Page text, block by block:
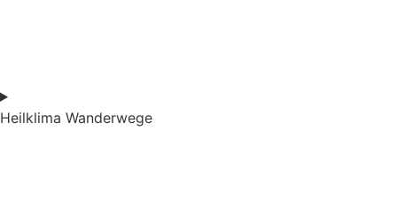
Heilklima Wanderwege